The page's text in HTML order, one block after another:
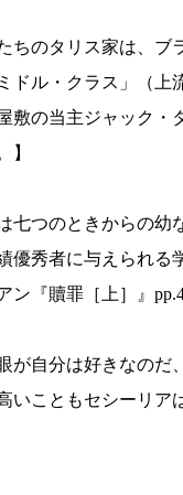
ちのタリス家は、
ドル・クラス」（
敷の当主ジャック
】
七つのときからの
秀者に与えられる
『贖罪［上］』
が自分は好きなの
いこともセシーリ